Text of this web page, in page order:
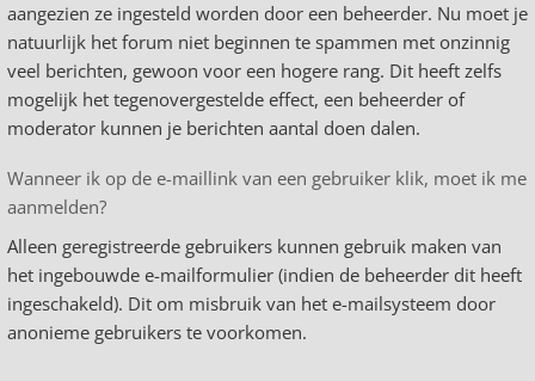
aangezien ze ingesteld worden door een beheerder. Nu moet je
natuurlijk het forum niet beginnen te spammen met onzinnig
veel berichten, gewoon voor een hogere rang. Dit heeft zelfs
mogelijk het tegenovergestelde effect, een beheerder of
moderator kunnen je berichten aantal doen dalen.
Wanneer ik op de e-maillink van een gebruiker klik, moet ik me
aanmelden?
Alleen geregistreerde gebruikers kunnen gebruik maken van
het ingebouwde e-mailformulier (indien de beheerder dit heeft
ingeschakeld). Dit om misbruik van het e-mailsysteem door
anonieme gebruikers te voorkomen.